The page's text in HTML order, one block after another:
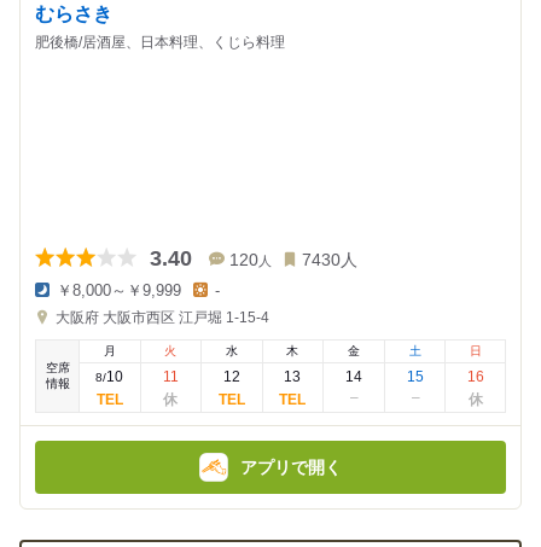
むらさき
肥後橋/居酒屋、日本料理、くじら料理
3.40 120人 7430人
夜
の
額
￥8,000～￥9,999
昼
の
-
大阪府 大阪市西区 江戸堀 1-15-4
空席
情報
月
8/10
火
11
水
12
木
13
金
14
土
15
日
16
アプリで開く